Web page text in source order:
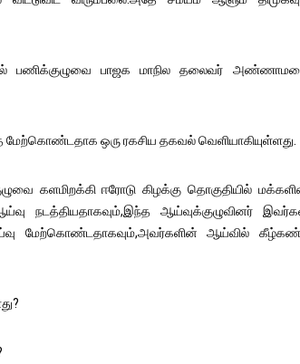
பாஜக மாநில தலைவர்
ஒரு ரகசிய தகவல் வெளியாகியுள்ளது.
களமிறக்கி ஈரோடு கிழக்கு தொகுதியில்
நடத்தியதாகவும்,இந்த ஆய்வுக்குழுவினர்
ஆய்வு மேற்கொண்டதாகவும்,அவர்களின் ஆய்வில்